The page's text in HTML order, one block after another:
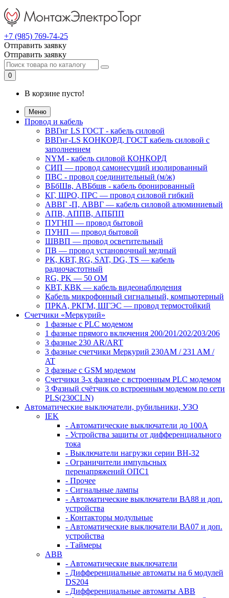
+7 (985) 769-74-25
Отправить заявку
Отправить заявку
0
В корзине пусто!
Меню
Провод и кабель
ВВГнг LS ГОСТ - кабель силовой
ВВГнг-LS КОНКОРД, ГОСТ кабель силовой с
заполнением
NYM - кабель силовой КОНКОРД
СИП ― провод самонесущий изолированный
ПВС - провод соединительный (м/ж)
ВБбШв, АВБбшв - кабель бронированный
КГ, ШРО, ПРС ― провод силовой гибкий
АВВГ -П, АВВГ ― кабель силовой алюминиевый
АПВ, АППВ, АПБПП
ПУГНП — провод бытовой
ПУНП — провод бытовой
ШВВП — провод осветительный
ПВ ― провод установочный медный
РК, КВТ, RG, SAT, DG, TS ― кабель
радиочастотный
RG, PK ― 50 ОМ
КВТ, КВК ― кабель видеонаблюдения
Кабель микрофонный сигнальный, компьютерный
ПРКА, РКГМ, ШГЭС ― провод термостойкий
Счетчики «Меркурий»
1 фазные с PLC модемом
1 фазные прямого включения 200/201/202/203/206
3 фазные 230 AR/ART
3 фазные счетчики Меркурий 230AM / 231 AM /
AT
3 фазные с GSM модемом
Счетчики 3-х фазные с встроенным PLC модемом
3 Фазный счётчик со встроенным модемом по сети
PLS(230CLN)
Автоматические выключатели, рубильники, УЗО
IEK
- Автоматические выключатели до 100A
- Устройства защиты от дифференциального
тока
- Выключатели нагрузки серии ВН-32
- Ограничители импульсных
перенапряжений ОПС1
- Прочее
- Сигнальные лампы
- Автоматические выключатели ВА88 и доп.
устройства
- Контакторы модульные
- Автоматические выключатели ВА07 и доп.
устройства
- Таймеры
ABB
- Автоматические выключатели
- Дифференциальные автоматы на 6 модулей
DS204
- Дифференциальные автоматы АВВ